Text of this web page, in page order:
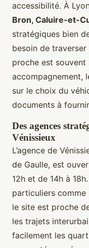
accessibilité. À
Bron, Caluire-et-
stratégiques bien
besoin de traverser
proche est souvent
accompagnement,
sur le choix du
documents à
Des agences
Vénissieux
L’agence de
de Gaulle, est
12h et de 14h à
particuliers
le site est proche
les trajets
facilement les